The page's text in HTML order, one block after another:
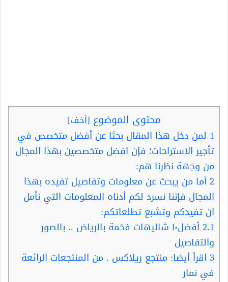
محتوى الموضوع [أخف]
1 لمن دخل هذا المقال بحثا عن أفضل متخصص في
تأجير الاستراحات؛ فإن افضل متخصصين بهذا المجال
من وجهة نظرنا هم:
2أما من يبحث عن معلومات وتفاصيل تفيده بهذا
المجال فإننا نسرد لكم أدناه المعلومات التي نأمل
ان تفيدكم وتشبع تطلعاتكم:
2.1
أفضل١٠ شاليهات فخمة بالرياض .. بالصور
والتفاصيل
3 اقرأ أيضا: منتجع ريلاكس . من المنتجعات الرائعة
في نمار